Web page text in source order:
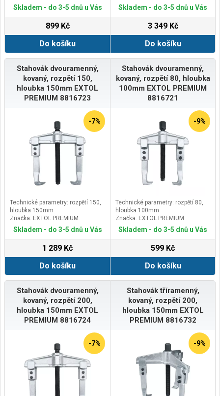
Skladem - do 3-5 dnů u Vás
899 Kč
Do košíku
Skladem - do 3-5 dnů u Vás
3 349 Kč
Do košíku
Stahovák dvouramenný,
kovaný, rozpětí 150,
hloubka 150mm EXTOL
PREMIUM 8816723
-7%
Technické parametry: rozpětí 150,
hloubka 150mm
Značka: EXTOL PREMIUM
Skladem - do 3-5 dnů u Vás
1 289 Kč
Do košíku
Stahovák dvouramenný,
kovaný, rozpětí 80, hloubka
100mm EXTOL PREMIUM
8816721
-9%
Technické parametry: rozpětí 80,
hloubka 100mm
Značka: EXTOL PREMIUM
Skladem - do 3-5 dnů u Vás
599 Kč
Do košíku
Stahovák dvouramenný,
kovaný, rozpětí 200,
hloubka 150mm EXTOL
PREMIUM 8816724
-7%
Stahovák tříramenný,
kovaný, rozpětí 200,
hloubka 150mm EXTOL
PREMIUM 8816732
-9%